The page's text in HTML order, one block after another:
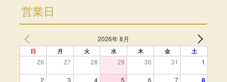
営業日
2026年 8月
日 月 火 水 木 金 土
26 27 28 29 30 31 1
2 3 4 5 6 7 8